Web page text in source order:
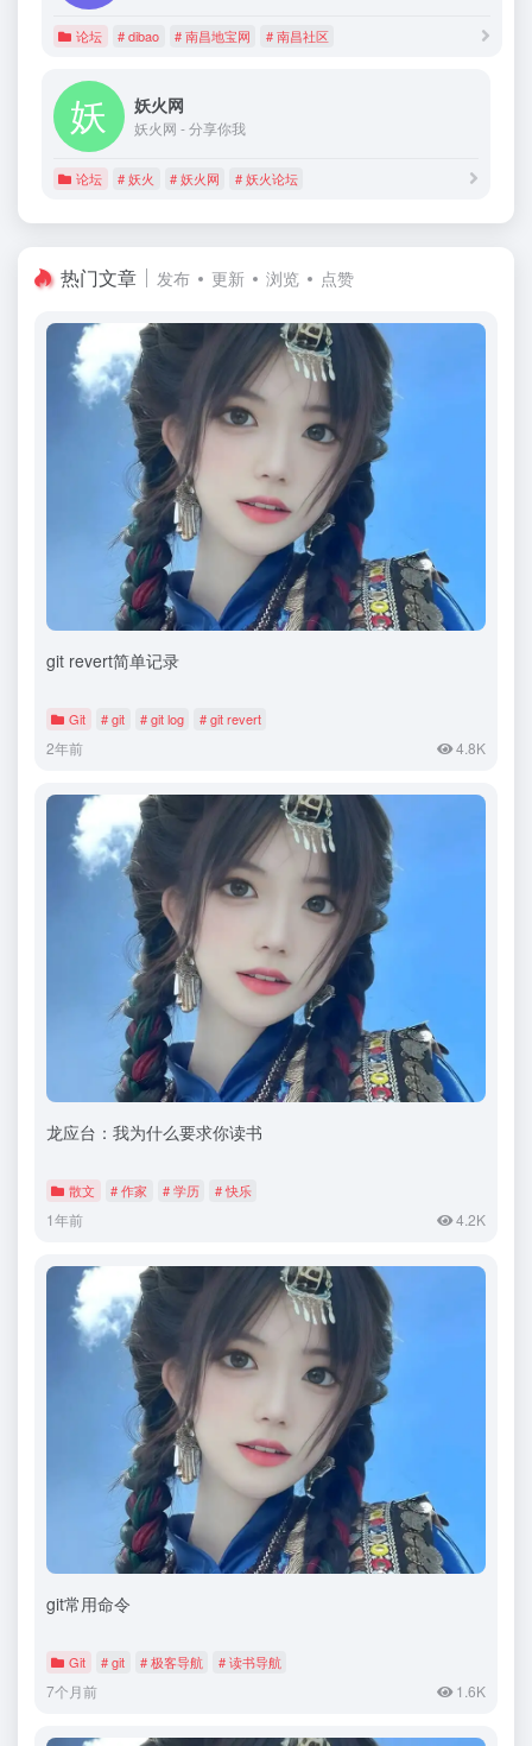
论坛 # dibao # 南昌地宝网 # 南昌社区
妖火网
妖火网 - 分享你我
论坛 # 妖火 # 妖火网 # 妖火论坛
热门文章 发布 更新 浏览 点赞
git revert简单记录
Git # git # git log # git revert
2年前 4.8K
龙应台：我为什么要求你读书
散文 # 作家 # 学历 # 快乐
1年前 4.2K
git常用命令
Git # git # 极客导航 # 读书导航
7个月前 1.6K